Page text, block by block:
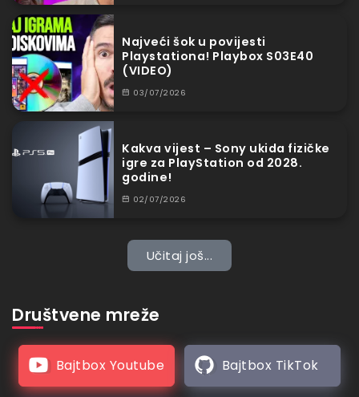
Najveći šok u povijesti
Playstationa! Playbox S03E40
(VIDEO)
03/07/2026
Kakva vijest – Sony ukida fizičke
igre za PlayStation od 2028.
godine!
02/07/2026
Učitaj još...
Društvene mreže
Bajtbox Youtube Bajtbox TikTok